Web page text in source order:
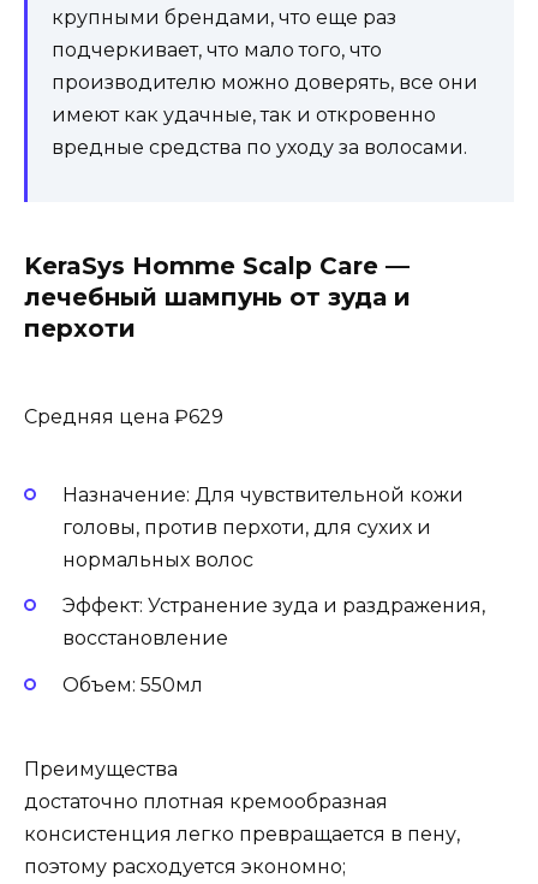
крупными брендами, что еще раз
подчеркивает, что мало того, что
производителю можно доверять, все они
имеют как удачные, так и откровенно
вредные средства по уходу за волосами.
KeraSys Homme Scalp Care —
лечебный шампунь от зуда и
перхоти
Средняя цена ₽629
Назначение: Для чувствительной кожи
головы, против перхоти, для сухих и
нормальных волос
Эффект: Устранение зуда и раздражения,
восстановление
Объем: 550мл
Преимущества
достаточно плотная кремообразная
консистенция легко превращается в пену,
поэтому расходуется экономно;